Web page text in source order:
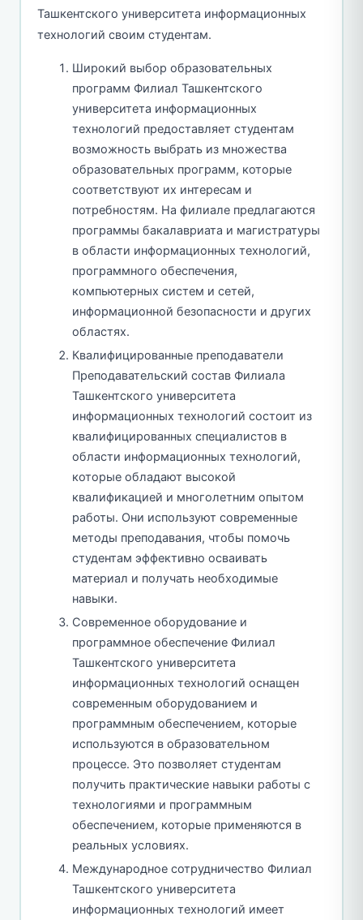
Ташкентского университета информационных
технологий своим студентам.
Широкий выбор образовательных
программ Филиал Ташкентского
университета информационных
технологий предоставляет студентам
возможность выбрать из множества
образовательных программ, которые
соответствуют их интересам и
потребностям. На филиале предлагаются
программы бакалавриата и магистратуры
в области информационных технологий,
программного обеспечения,
компьютерных систем и сетей,
информационной безопасности и других
областях.
Квалифицированные преподаватели
Преподавательский состав Филиала
Ташкентского университета
информационных технологий состоит из
квалифицированных специалистов в
области информационных технологий,
которые обладают высокой
квалификацией и многолетним опытом
работы. Они используют современные
методы преподавания, чтобы помочь
студентам эффективно осваивать
материал и получать необходимые
навыки.
Современное оборудование и
программное обеспечение Филиал
Ташкентского университета
информационных технологий оснащен
современным оборудованием и
программным обеспечением, которые
используются в образовательном
процессе. Это позволяет студентам
получить практические навыки работы с
технологиями и программным
обеспечением, которые применяются в
реальных условиях.
Международное сотрудничество Филиал
Ташкентского университета
информационных технологий имеет